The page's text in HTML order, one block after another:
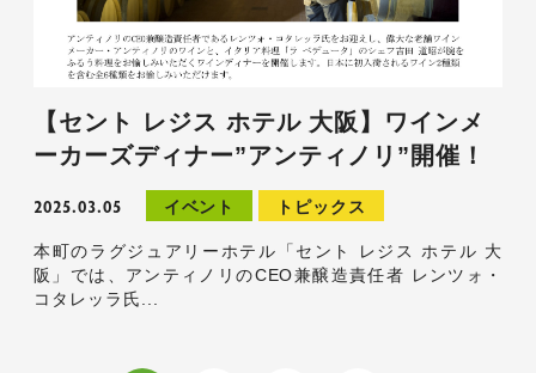
【セント レジス ホテル 大阪】ワインメ
ーカーズディナー”アンティノリ”開催！
2025.03.05 イベント トピックス
本町のラグジュアリーホテル「セント レジス ホテル 大
阪」では、アンティノリのCEO兼醸造責任者 レンツォ・
コタレッラ氏...